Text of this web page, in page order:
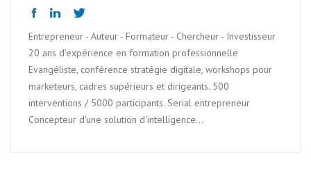
Entrepreneur - Auteur - Formateur - Chercheur - Investisseur
20 ans d'expérience en formation professionnelle
Evangéliste, conférence stratégie digitale, workshops pour
marketeurs, cadres supérieurs et dirigeants. 500
interventions / 5000 participants. Serial entrepreneur
Concepteur d'une solution d'intelligence...